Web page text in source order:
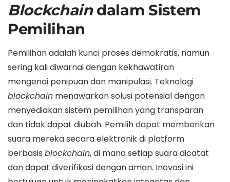
Blockchaindalam Sistem
Pemilihan
Pemilihan adalah kunci proses demokratis, namun
sering kali diwarnai dengan kekhawatiran
mengenai penipuan dan manipulasi. Teknologi
blockchain menawarkan solusi potensial dengan
menyediakan sistem pemilihan yang transparan
dan tidak dapat diubah. Pemilih dapat memberikan
suara mereka secara elektronik di platform
berbasis blockchain, di mana setiap suara dicatat
dan dapat diverifikasi dengan aman. Inovasi ini